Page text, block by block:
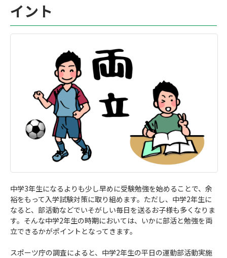
イント
中学3年生になるよりも少し早めに受験勉強を始めることで、余
裕をもって入学試験対策に取り組めます。ただし、中学2年生に
なると、部活動などでいそがしい毎日を送るお子様も多くなりま
す。そんな中学2年生の時期においては、いかに部活と勉強を両
立できるかがポイントとなってきます。
スポーツ庁の調査によると、中学2年生の平日の運動部活動実施